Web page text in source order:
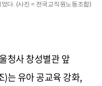
다. (사진 = 전국교직원노동조합)
청사 창성별관 앞
)는 유아 공교육 강화,